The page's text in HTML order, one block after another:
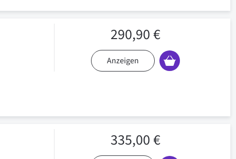
290,90 €
Anzeigen
335,00 €